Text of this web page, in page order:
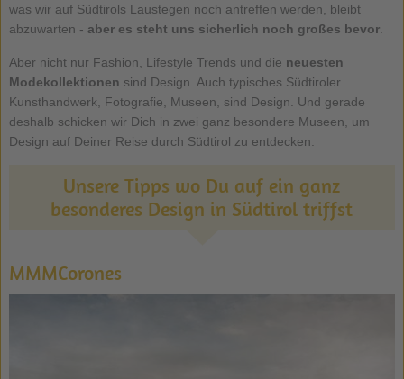
was wir auf Südtirols Laustegen noch antreffen werden, bleibt
abzuwarten - aber es steht uns sicherlich noch großes bevor.
Aber nicht nur Fashion, Lifestyle Trends und die neuesten
Modekollektionen sind Design. Auch typisches Südtiroler
Kunsthandwerk, Fotografie, Museen, sind Design. Und gerade
deshalb schicken wir Dich in zwei ganz besondere Museen, um
Design auf Deiner Reise durch Südtirol zu entdecken:
Unsere Tipps wo Du auf ein ganz
besonderes Design in Südtirol triffst
MMMCorones